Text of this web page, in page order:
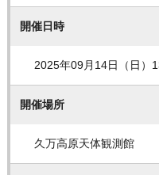
開催日時
2025年09月14日（日）
開催場所
久万高原天体観測館